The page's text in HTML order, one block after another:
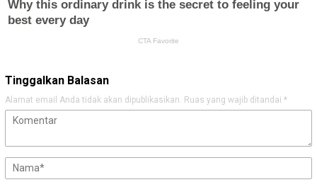
Tinggalkan Balasan
Alamat email Anda tidak akan dipublikasikan. Ruas yang wajib ditandai *